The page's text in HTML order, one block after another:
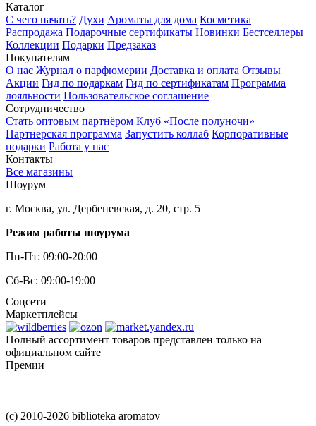
Каталог
С чего начать? Духи Ароматы для дома Косметика
Распродажа Подарочные сертификаты Новинки Бестселлеры
Коллекции Подарки Предзаказ
Покупателям
О нас Журнал о парфюмерии Доставка и оплата Отзывы
Акции Гид по подаркам Гид по сертификатам Программа
лояльности Пользовательское соглашение
Сотрудничество
Стать оптовым партнёром Клуб «После полуночи»
Партнерская программа Запустить коллаб Корпоративные
подарки Работа у нас
Контакты
Все магазины
Шоурум
г. Москва, ул. Дербеневская, д. 20, стр. 5
Режим работы шоурума
Пн-Пт: 09:00-20:00
Сб-Вс: 09:00-19:00
Соцсети
Маркетплейсы
Полный ассортимент товаров представлен только на
официальном сайте
Премии
(c) 2010-2026 biblioteka aromatov